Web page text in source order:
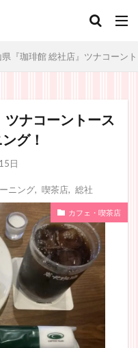
県『珈琲館 総社店』ツナコーン
ツナコーントース
グ！
日
ニング, 喫茶店, 総社
カフェ・喫茶店